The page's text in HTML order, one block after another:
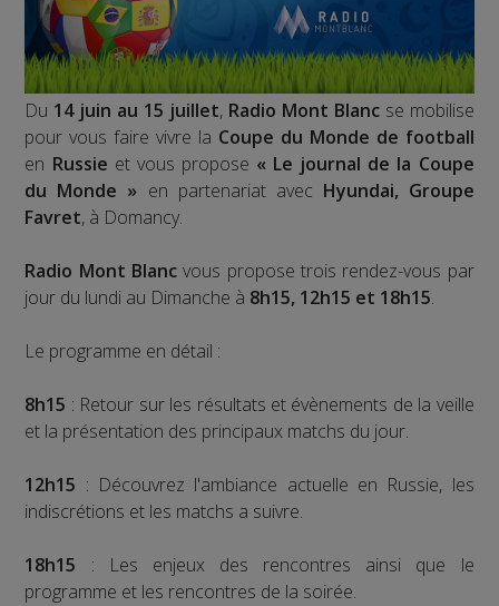
Du 14 juin au 15 juillet, Radio Mont Blancse mobilise
pour vous faire vivre la Coupe du Monde de football
en Russie et vous propose « Le journal de la Coupe
du Monde » en partenariat avec Hyundai, Groupe
Favret, à Domancy.
Radio Mont Blanc vous propose trois rendez-vous par
jour du lundi au Dimanche à 8h15, 12h15 et 18h15.
Le programme en détail :
8h15 : Retour sur les résultats et évènements de la veille
et la présentation des principaux matchs du jour.
12h15 : Découvrez l'ambiance actuelle en Russie, les
indiscrétions et les matchs a suivre.
18h15 : Les enjeux des rencontres ainsi que le
programme et les rencontres de la soirée.